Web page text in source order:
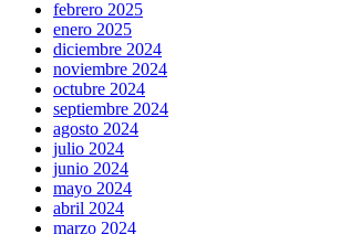
febrero 2025
enero 2025
diciembre 2024
noviembre 2024
octubre 2024
septiembre 2024
agosto 2024
julio 2024
junio 2024
mayo 2024
abril 2024
marzo 2024